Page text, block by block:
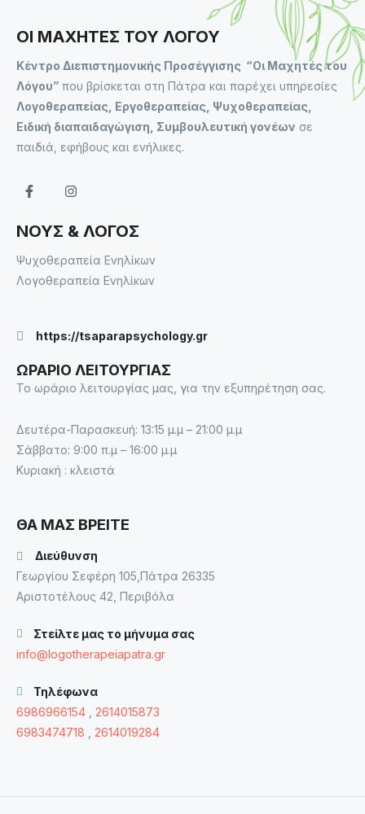
ΟΙ ΜΑΧΗΤΕΣ ΤΟΥ ΛΟΓΟΥ
Κέντρο Διεπιστημονικής Προσέγγισης “Οι Μαχητές του
Λόγου” που βρίσκεται στη Πάτρα και παρέχει υπηρεσίες
Λογοθεραπείας, Εργοθεραπείας, Ψυχοθεραπείας,
Ειδική διαπαιδαγώγιση, Συμβουλευτική γονέων σε
παιδιά, εφήβους και ενήλικες.
ΝΟΥΣ & ΛΟΓΟΣ
Ψυχοθεραπεία Ενηλίκων
Λογοθεραπεία Ενηλίκων
https://tsaparapsychology.gr
ΩΡΑΡΙΟ ΛΕΙΤΟΥΡΓΙΑΣ
Το ωράριο λειτουργίας μας, για την εξυπηρέτηση σας.
Δευτέρα-Παρασκευή: 13:15 μ.μ – 21:00 μ.μ
Σάββατο: 9:00 π.μ – 16:00 μ.μ
Κυριακή : κλειστά
ΘΑ ΜΑΣ ΒΡΕΙΤΕ
Διεύθυνση
Γεωργίου Σεφέρη 105,Πάτρα 26335
Αριστοτέλους 42, Περιβόλα
Στείλτε μας το μήνυμα σας
info@logotherapeiapatra.gr
Τηλέφωνα
6986966154
2614015873
6983474718
2614019284